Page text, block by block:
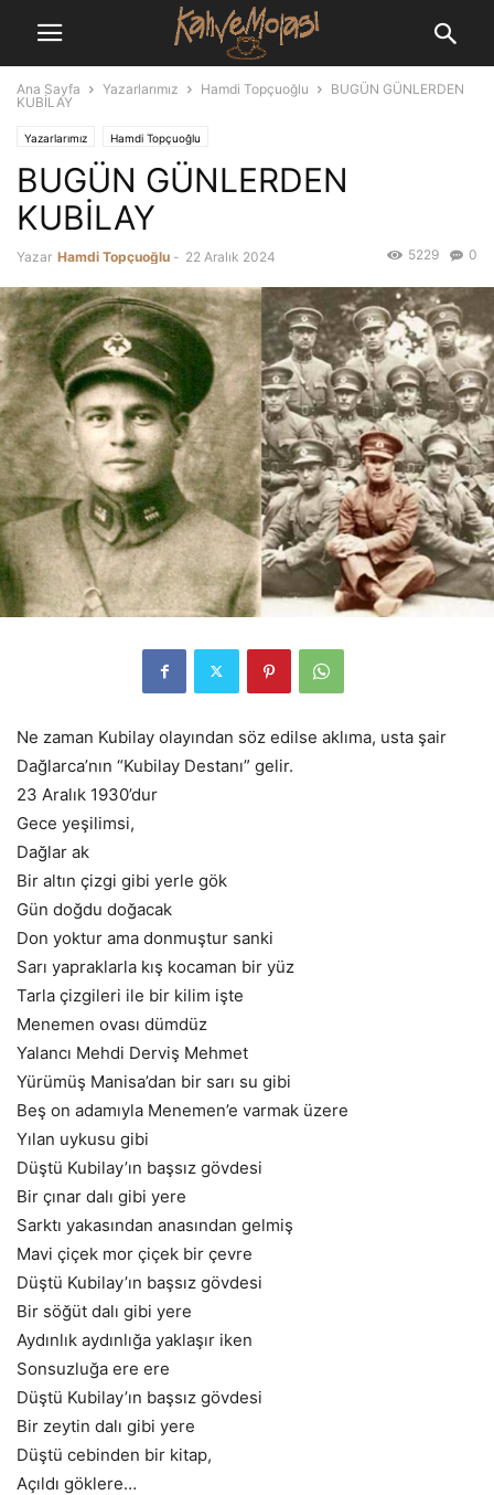
Ana Sayfa Yazarlarımız Hamdi Topçuoğlu
BUGÜN GÜNLERDEN
KUBİLAY
Yazarlarımız Hamdi Topçuoğlu
BUGÜN GÜNLERDEN
KUBİLAY
Yazar Hamdi Topçuoğlu - 22 Aralık 2024 0
5229
Ne zaman Kubilay olayından söz edilse aklıma, usta şair
Dağlarca’nın “Kubilay Destanı” gelir.
23 Aralık 1930’dur
Gece yeşilimsi,
Dağlar ak
Bir altın çizgi gibi yerle gök
Gün doğdu doğacak
Don yoktur ama donmuştur sanki
Sarı yapraklarla kış kocaman bir yüz
Tarla çizgileri ile bir kilim işte
Menemen ovası dümdüz
Yalancı Mehdi Derviş Mehmet
Yürümüş Manisa’dan bir sarı su gibi
Beş on adamıyla Menemen’e varmak üzere
Yılan uykusu gibi
Düştü Kubilay’ın başsız gövdesi
Bir çınar dalı gibi yere
Sarktı yakasından anasından gelmiş
Mavi çiçek mor çiçek bir çevre
Düştü Kubilay’ın başsız gövdesi
Bir söğüt dalı gibi yere
Aydınlık aydınlığa yaklaşır iken
Sonsuzluğa ere ere
Düştü Kubilay’ın başsız gövdesi
Bir zeytin dalı gibi yere
Düştü cebinden bir kitap,
Açıldı göklere…